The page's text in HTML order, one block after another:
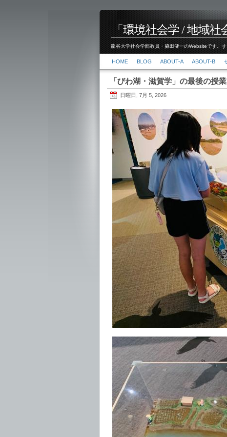
「環境社会学 / 地域
龍谷大学社会学部教員・脇田健一のWebsiteです。
HOME BLOG ABOUT-A ABOUT-B
「びわ湖・滋賀学」の最後の授業
日曜日, 7月 5, 2026